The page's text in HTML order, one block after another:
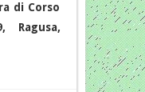
di Corso
Ragusa,